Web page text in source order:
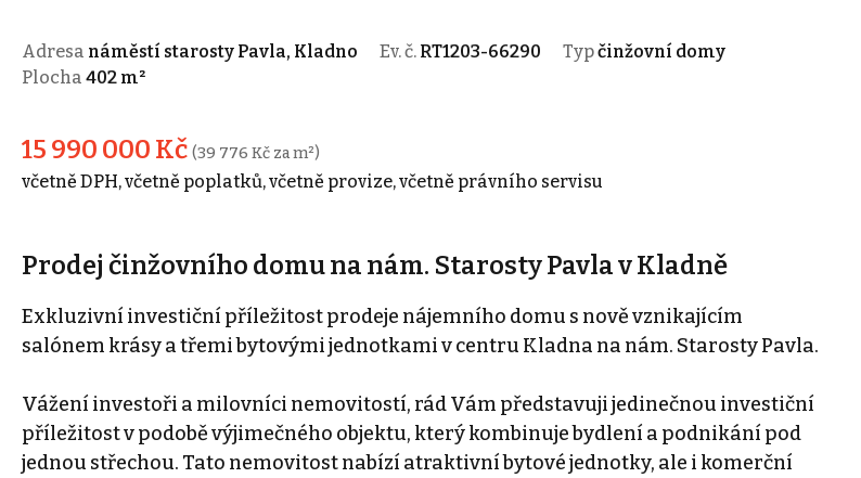
Adresa náměstí starosty Pavla, Kladno Ev. č. RT1203-66290 Typčinžovní domy
Plocha 402 m²
15 990 000 Kč (39 776 Kč za m²)
včetně DPH, včetně poplatků, včetně provize, včetně právního servisu
Prodej činžovního domu na nám. Starosty Pavla v Kladně
Exkluzivní investiční příležitost prodeje nájemního domu s nově vznikajícím
salónem krásy a třemi bytovými jednotkami v centru Kladna na nám. Starosty Pavla.
Vážení investoři a milovníci nemovitostí, rád Vám představuji jedinečnou investiční
příležitost v podobě výjimečného objektu, který kombinuje bydlení a podnikání pod
jednou střechou. Tato nemovitost nabízí atraktivní bytové jednotky, ale i komerční